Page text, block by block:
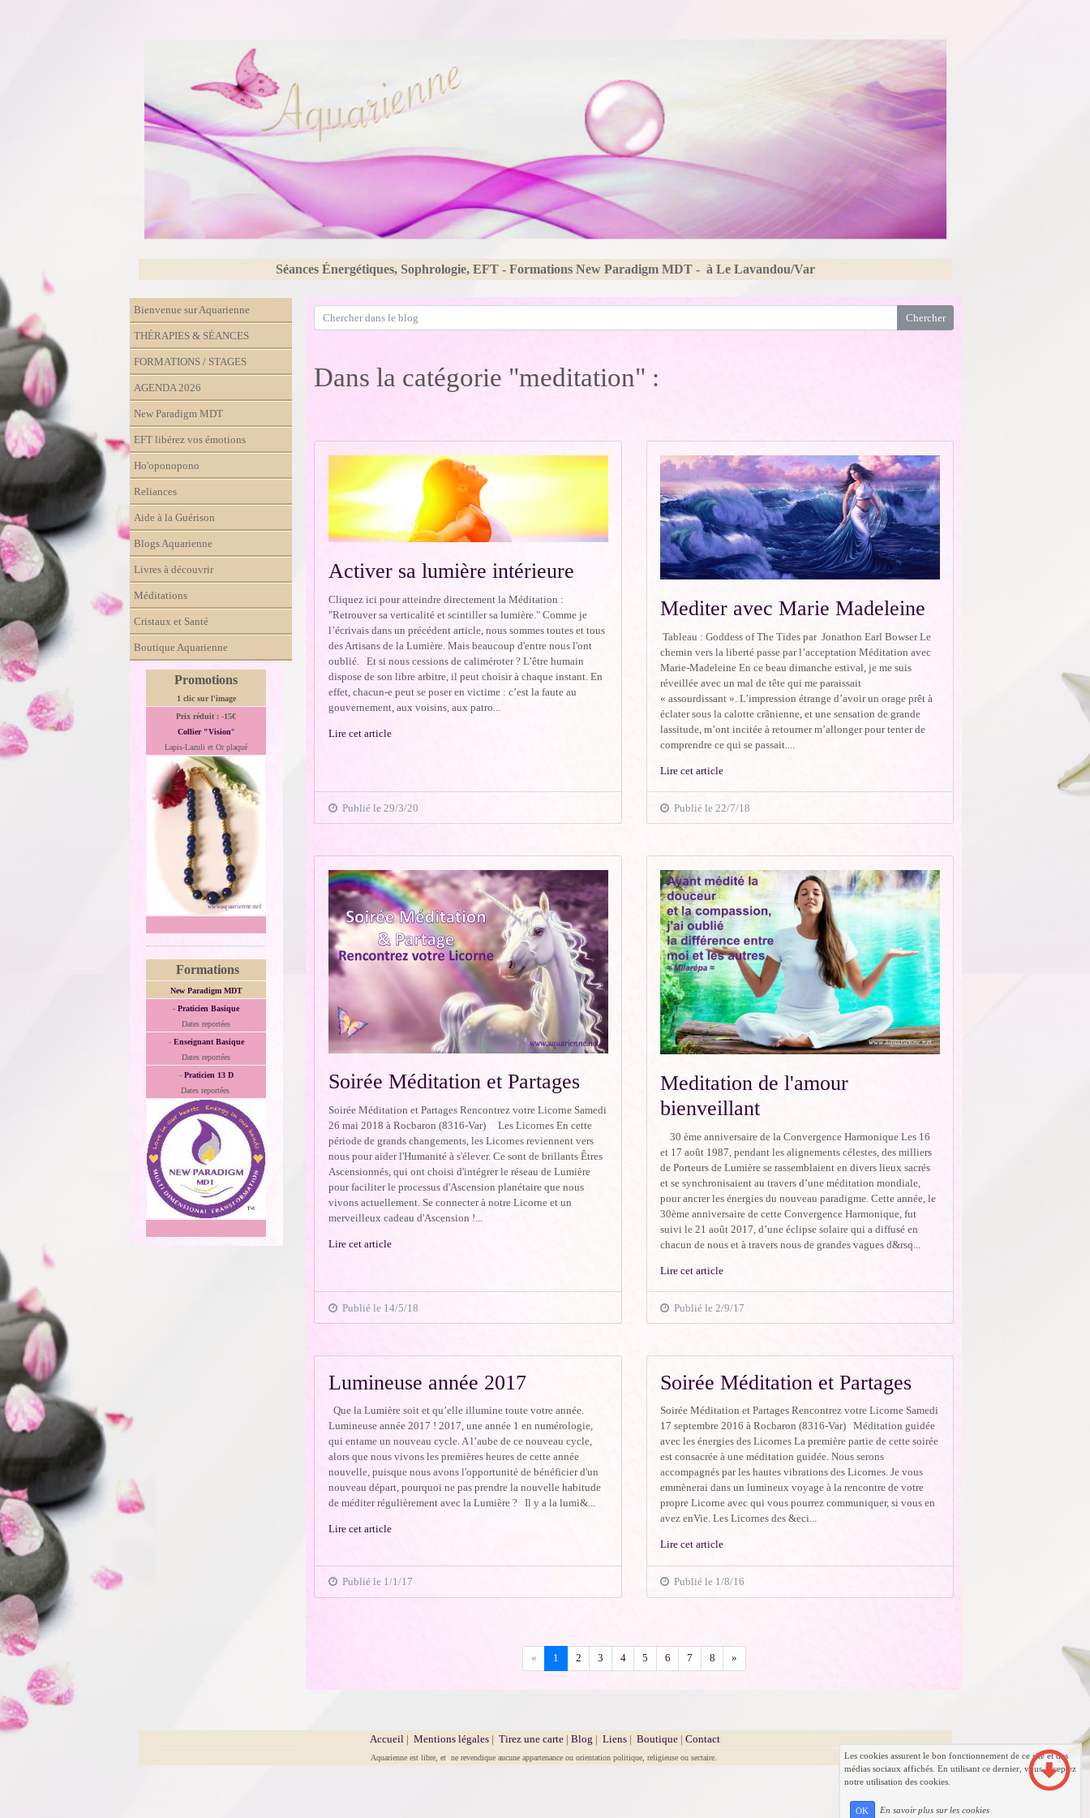
Séances Énergétiques, Sophrologie, EFT - Formations New Paradigm MDT - à Le Lavandou/Var
Bienvenue sur Aquarienne
THÉRAPIES & SÉANCES
FORMATIONS / STAGES
AGENDA 2026
New Paradigm MDT
EFT libérez vos émotions
Ho'oponopono
Reliances
Aide à la Guérison
Blogs Aquarienne
Livres à découvrir
Méditations
Cristaux et Santé
Boutique Aquarienne
Promotions
1 clic sur l'image
Prix réduit : -15€
Collier "Vision"
Lapis-Lazuli et Or plaqué
Formations
New Paradigm MDT
-Praticien Basique
Dates reportées
- Enseignant Basique
Dates reportées
- Praticien 13 D
Dates reportées
Dans la catégorie "meditation" :
Activer sa lumière intérieure
Cliquez ici pour atteindre directement la Méditation :
"Retrouver sa verticalité et scintiller sa lumière." Comme je
l’écrivais dans un précédent article, nous sommes toutes et tous
des Artisans de la Lumière. Mais beaucoup d'entre nous l'ont
oublié. Et si nous cessions de caliméroter ? L’être humain
dispose de son libre arbitre, il peut choisir à chaque instant. En
effet, chacun-e peut se poser en victime : c’est la faute au
gouvernement, aux voisins, aux patro...
Lire cet article
Publié le 29/3/20
Mediter avec Marie Madeleine
Tableau : Goddess of The Tides par Jonathon Earl Bowser Le
chemin vers la liberté passe par l’acceptation Méditation avec
Marie-Madeleine En ce beau dimanche estival, je me suis
réveillée avec un mal de tête qui me paraissait
« assourdissant ». L’impression étrange d’avoir un orage prêt à
éclater sous la calotte crânienne, et une sensation de grande
lassitude, m’ont incitée à retourner m’allonger pour tenter de
comprendre ce qui se passait....
Lire cet article
Publié le 22/7/18
Soirée Méditation et Partages
Soirée Méditation et Partages Rencontrez votre Licorne Samedi
26 mai 2018 à Rocbaron (8316-Var) Les Licornes En cette
période de grands changements, les Licornes reviennent vers
nous pour aider l'Humanité à s'élever. Ce sont de brillants Êtres
Ascensionnés, qui ont choisi d'intégrer le réseau de Lumière
pour faciliter le processus d'Ascension planétaire que nous
vivons actuellement. Se connecter à notre Licorne et un
merveilleux cadeau d'Ascension !...
Lire cet article
Publié le 14/5/18
Meditation de l'amour
bienveillant
30 ème anniversaire de la Convergence Harmonique Les 16
et 17 août 1987, pendant les alignements célestes, des milliers
de Porteurs de Lumière se rassemblaient en divers lieux sacrés
et se synchronisaient au travers d’une méditation mondiale,
pour ancrer les énergies du nouveau paradigme. Cette année, le
30ème anniversaire de cette Convergence Harmonique, fut
suivi le 21 août 2017, d’une éclipse solaire qui a diffusé en
chacun de nous et à travers nous de grandes vagues d&rsq...
Lire cet article
Publié le 2/9/17
Lumineuse année 2017
Que la Lumière soit et qu’elle illumine toute votre année.
Lumineuse année 2017 ! 2017, une année 1 en numérologie,
qui entame un nouveau cycle. A l’aube de ce nouveau cycle,
alors que nous vivons les premières heures de cette année
nouvelle, puisque nous avons l'opportunité de bénéficier d'un
nouveau départ, pourquoi ne pas prendre la nouvelle habitude
de méditer régulièrement avec la Lumière ? Il y a la lumi&...
Lire cet article
Publié le 1/1/17
Soirée Méditation et Partages
Soirée Méditation et Partages Rencontrez votre Licorne Samedi
17 septembre 2016 à Rocbaron (8316-Var) Méditation guidée
avec les énergies des Licornes La première partie de cette soirée
est consacrée à une méditation guidée. Nous serons
accompagnés par les hautes vibrations des Licornes. Je vous
emmènerai dans un lumineux voyage à la rencontre de votre
propre Licorne avec qui vous pourrez communiquer, si vous en
avez enVie. Les Licornes des &eci...
Lire cet article
Publié le 1/8/16
«Précédent
1 2 3 4 5 6 7 8 »
Accueil | Mentions légales | Tirez une carte | Blog | Liens | Boutique | Contact
Aquarienne est libre, et ne revendique aucune appartenance ou orientation politique, religieuse ou sectaire.
Les cookies assurent le bon fonctionnement de ce site et des
médias sociaux affichés. En utilisant ce dernier, vous acceptez
notre utilisation des cookies.
OK En savoir plus sur les cookies